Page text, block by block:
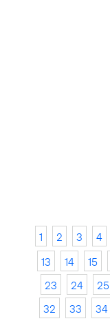
1 2 3 4
13
14 15
23
24 25
32
33 34